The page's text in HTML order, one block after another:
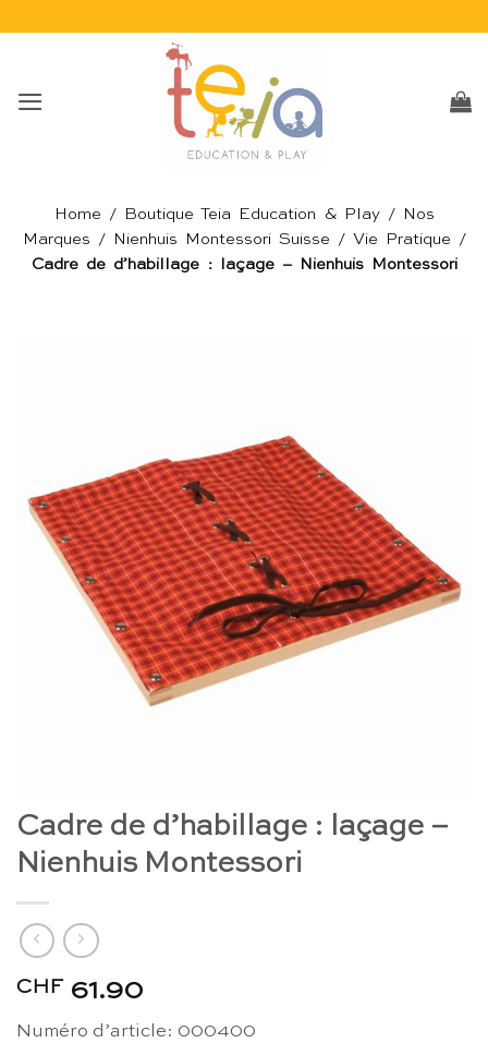
Home / Boutique Teia Education & Play/
Nos
Marques / Nienhuis Montessori Suisse / Vie Pratique /
Cadre de d’habillage : laçage – Nienhuis Montessori
Cadre de d’habillage : laçage –
Nienhuis Montessori
CHF 61.90
Numéro d’article: 000400